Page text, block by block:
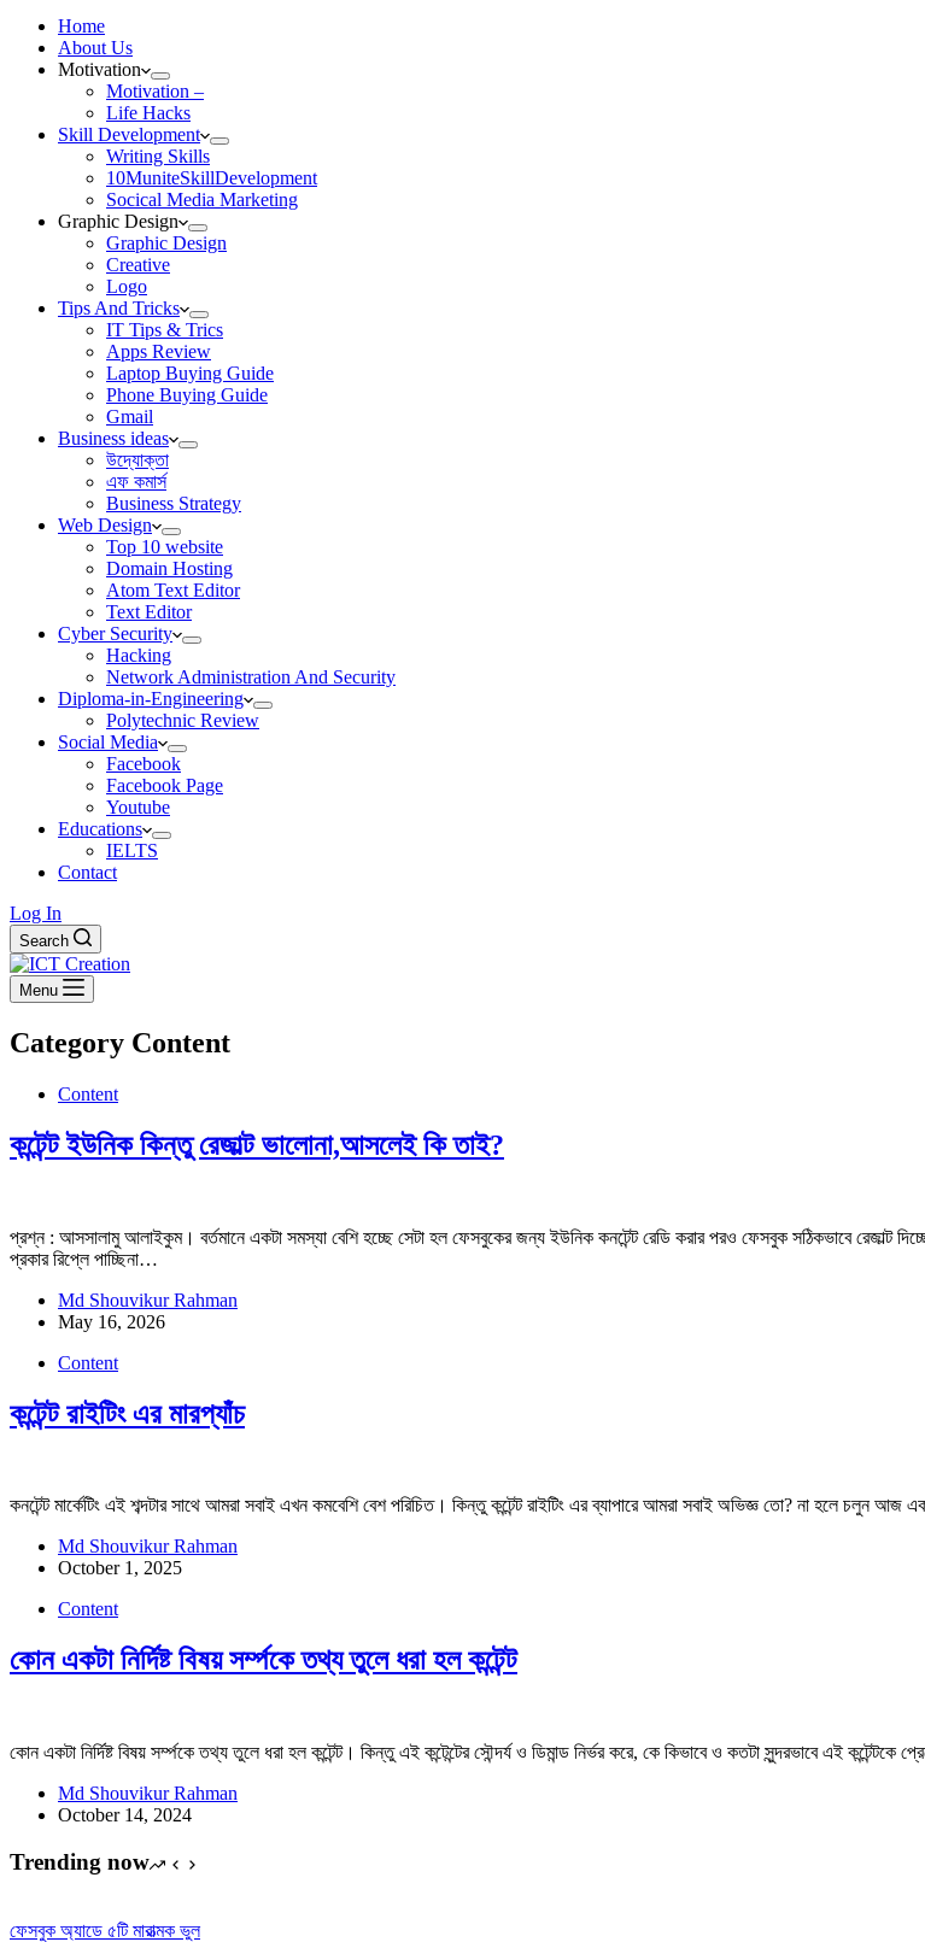
Home
About Us
Motivation
Motivation –
Life Hacks
Skill Development
Writing Skills
10MuniteSkillDevelopment
Socical Media Marketing
Graphic Design
Graphic Design
Creative
Logo
Tips And Tricks
IT Tips & Trics
Apps Review
Laptop Buying Guide
Phone Buying Guide
Gmail
Business ideas
উদ্যোক্তা
এফ কমার্স
Business Strategy
Web Design
Top 10 website
Domain Hosting
Atom Text Editor
Text Editor
Cyber Security
Hacking
Network Administration And Security
Diploma-in-Engineering
Polytechnic Review
Social Media
Facebook
Facebook Page
Youtube
Educations
IELTS
Contact
Log In
Search
Menu
Category Content
Content
কন্টেন্ট ইউনিক কিন্তু রেজাল্ট ভালোনা,আসলেই কি তাই?
প্রশ্ন : আসসালামু আলাইকুম। বর্তমানে একটা সমস্যা বেশি হচ্ছে সেটা হল ফেসবুকের জন্য ইউনিক কনটেন্ট রেডি করার পরও ফেসবুক সঠিকভাবে রেজাল্ট
প্রকার রিপ্লে পাচ্ছিনা…
Md Shouvikur Rahman
May 16, 2026
Content
কন্টেন্ট রাইটিং এর মারপ্যাঁচ
কনটেন্ট মার্কেটিং এই শব্দটার সাথে আমরা সবাই এখন কমবেশি বেশ পরিচিত। কিন্তু কন্টেন্ট রাইটিং এর ব্যাপারে আমরা সবাই অভিজ্ঞ তো? না
Md Shouvikur Rahman
October 1, 2025
Content
কোন একটা নির্দিষ্ট বিষয় সর্ম্পকে তথ্য তুলে ধরা হল কন্টেন্ট
কোন একটা নির্দিষ্ট বিষয় সর্ম্পকে তথ্য তুলে ধরা হল কন্টেন্ট। কিন্তু এই কন্টেন্টের সৌন্দর্য ও ডিমান্ড নির্ভর করে, কে কিভাবে ও কতটা সুন্দরভাবে এই
Md Shouvikur Rahman
October 14, 2024
Trending now
ফেসবুক অ্যাডে ৫টি মারাত্মক ভুল